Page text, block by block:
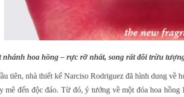
nhánh hoa hồng – rực rỡ nhất, song rất đỗi trừu
tiên, nhà thiết kế Narciso Rodriguez đã hình dung
mê đến độc đáo. Từ đó, ý tưởng về một đóa hoa